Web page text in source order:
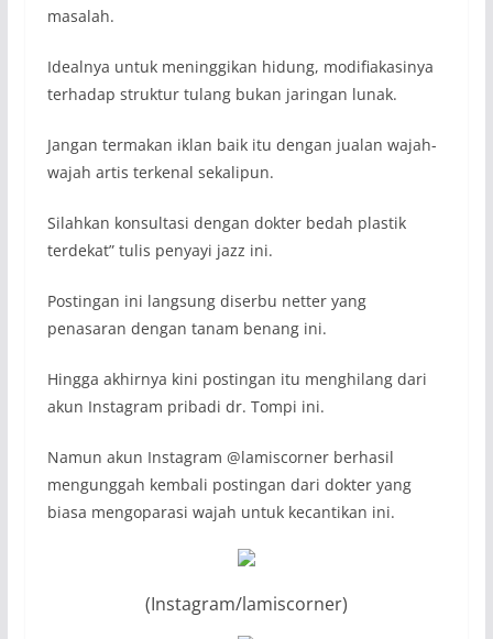
masalah.
Idealnya untuk meninggikan hidung, modifiakasinya
terhadap struktur tulang bukan jaringan lunak.
Jangan termakan iklan baik itu dengan jualan wajah-
wajah artis terkenal sekalipun.
Silahkan konsultasi dengan dokter bedah plastik
terdekat” tulis penyayi jazz ini.
Postingan ini langsung diserbu netter yang
penasaran dengan tanam benang ini.
Hingga akhirnya kini postingan itu menghilang dari
akun Instagram pribadi dr. Tompi ini.
Namun akun Instagram @lamiscorner berhasil
mengunggah kembali postingan dari dokter yang
biasa mengoparasi wajah untuk kecantikan ini.
(Instagram/lamiscorner)